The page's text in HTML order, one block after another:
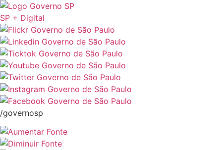
SP + Digital
/governosp